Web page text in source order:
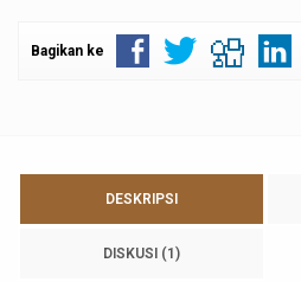
Bagikan ke
DESKRIPSI
DISKUSI (1)